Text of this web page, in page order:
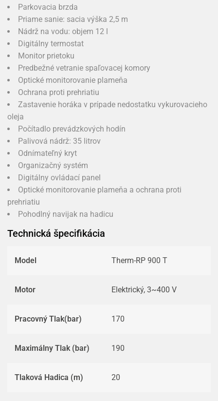
Parkovacia brzda
Priame sanie: sacia výška 2,5 m
Nádrž na vodu: objem 12 l
Digitálny termostat
Monitor prietoku
Predbežné vetranie spaľovacej komory
Optické monitorovanie plameňa
Ochrana proti prehriatiu
Zastavenie horáka v prípade nedostatku vykurovacieho
oleja
Počítadlo prevádzkových hodín
Palivová nádrž: 35 litrov
Odnímateľný kryt
Organizačný systém
Digitálny ovládací panel
Optické monitorovanie plameňa a ochrana proti
prehriatiu
Pohodlný navijak na hadicu
Technická špecifikácia
Model Therm-RP 900 T
Motor Elektrický, 3~400 V
Pracovný Tlak(bar) 170
Maximálny Tlak (bar) 190
Tlaková Hadica (m) 20